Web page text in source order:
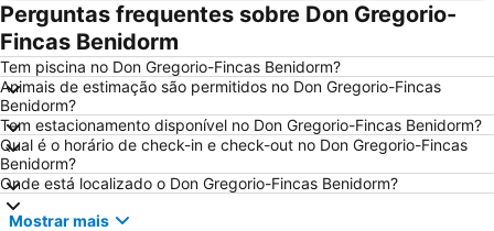
Benidorm Palace
Playa Arenal-Bol
El Postiguet
Centro
Isla de Benidorm
Marina de Alicante
Festilandia
Aqualandia
Platja de La Cala de Finestrat
Playa de la Ermita
Avenida Jaime I
Perguntas frequentes sobre Don Gregorio-
Fincas Benidorm
Tem piscina no Don Gregorio-Fincas Benidorm?
Animais de estimação são permitidos no Don Gregorio-Fincas
Benidorm?
Tem estacionamento disponível no Don Gregorio-Fincas Benidorm?
Qual é o horário de check-in e check-out no Don Gregorio-Fincas
Benidorm?
Onde está localizado o Don Gregorio-Fincas Benidorm?
Mostrar mais